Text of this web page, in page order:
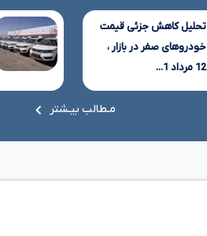
تحلیل کاهش جزئی قیمت
خودروهای صفر در بازار ،
12 مرداد 1...
مـطالب بیـشتر